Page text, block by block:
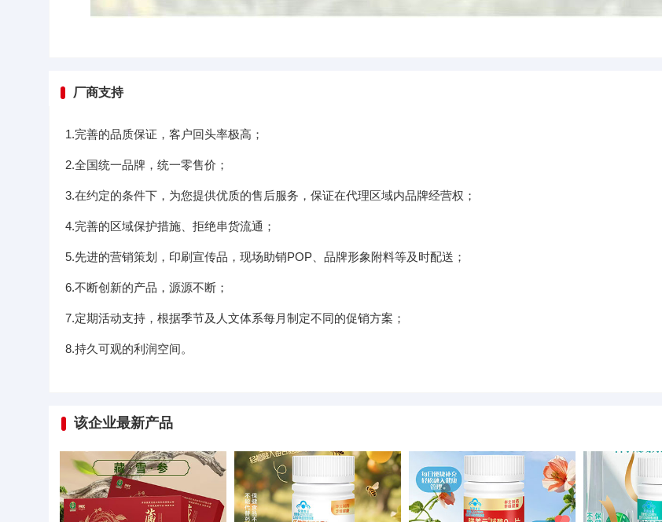
厂商支持
1.完善的品质保证，客户回头率极高；
2.全国统一品牌，统一零售价；
3.在约定的条件下，为您提供优质的售后服务，保证在代理区域内品牌经营权；
4.完善的区域保护措施、拒绝串货流通；
5.先进的营销策划，印刷宣传品，现场助销POP、品牌形象附料等及时配送；
6.不断创新的产品，源源不断；
7.定期活动支持，根据季节及人文体系每月制定不同的促销方案；
8.持久可观的利润空间。
该企业最新产品